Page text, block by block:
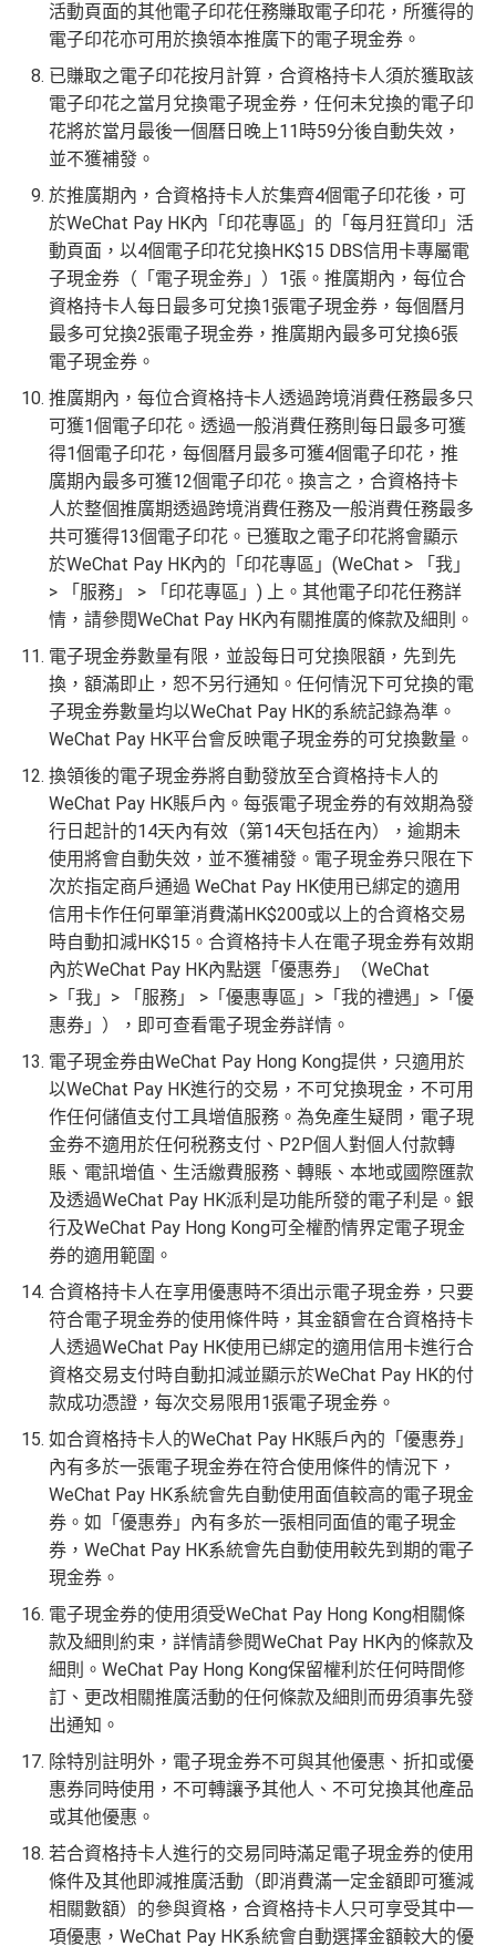
活動頁面的其他電子印花任務賺取電子印花，所獲得的
電子印花亦可用於換領本推廣下的電子現金券。
已賺取之電子印花按月計算，合資格持卡人須於獲取該
電子印花之當月兌換電子現金券，任何未兌換的電子印
花將於當月最後一個曆日晚上11時59分後自動失效，
並不獲補發。
於推廣期內，合資格持卡人於集齊4個電子印花後，可
於WeChat Pay HK內「印花專區」的「每月狂賞印」活
動頁面，以4個電子印花兌換HK$15 DBS信用卡專屬電
子現金券（「電子現金券」）1張。推廣期內，每位合
資格持卡人每日最多可兌換1張電子現金券，每個曆月
最多可兌換2張電子現金券，推廣期內最多可兌換6張
電子現金券。
推廣期內，每位合資格持卡人透過跨境消費任務最多只
可獲1個電子印花。透過一般消費任務則每日最多可獲
得1個電子印花，每個曆月最多可獲4個電子印花，推
廣期內最多可獲12個電子印花。換言之，合資格持卡
人於整個推廣期透過跨境消費任務及一般消費任務最多
共可獲得13個電子印花。已獲取之電子印花將會顯示
於WeChat Pay HK內的「印花專區」(WeChat > 「我」
> 「服務」 > 「印花專區」) 上。其他電子印花任務詳
情，請參閱WeChat Pay HK內有關推廣的條款及細則。
電子現金券數量有限，並設每日可兌換限額，先到先
換，額滿即止，恕不另行通知。任何情況下可兌換的電
子現金券數量均以WeChat Pay HK的系統記錄為準。
WeChat Pay HK平台會反映電子現金券的可兌換數量。
換領後的電子現金券將自動發放至合資格持卡人的
WeChat Pay HK賬戶內。每張電子現金券的有效期為發
行日起計的14天內有效（第14天包括在內），逾期未
使用將會自動失效，並不獲補發。電子現金券只限在下
次於指定商戶通過 WeChat Pay HK使用已綁定的適用
信用卡作任何單筆消費滿HK$200或以上的合資格交易
時自動扣減HK$15。合資格持卡人在電子現金券有效期
內於WeChat Pay HK內點選「優惠券」（WeChat
>「我」> 「服務」 >「優惠專區」>「我的禮遇」>「優
惠券」），即可查看電子現金券詳情。
電子現金券由WeChat Pay Hong Kong提供，只適用於
以WeChat Pay HK進行的交易，不可兌換現金，不可用
作任何儲值支付工具增值服務。為免產生疑問，電子現
金券不適用於任何税務支付、P2P個人對個人付款轉
賬、電訊增值、生活繳費服務、轉賬、本地或國際匯款
及透過WeChat Pay HK派利是功能所發的電子利是。銀
行及WeChat Pay Hong Kong可全權酌情界定電子現金
券的適用範圍。
合資格持卡人在享用優惠時不須出示電子現金券，只要
符合電子現金券的使用條件時，其金額會在合資格持卡
人透過WeChat Pay HK使用已綁定的適用信用卡進行合
資格交易支付時自動扣減並顯示於WeChat Pay HK的付
款成功憑證，每次交易限用1張電子現金券。
如合資格持卡人的WeChat Pay HK賬戶內的「優惠券」
內有多於一張電子現金券在符合使用條件的情況下，
WeChat Pay HK系統會先自動使用面值較高的電子現金
券。如「優惠券」內有多於一張相同面值的電子現金
券，WeChat Pay HK系統會先自動使用較先到期的電子
現金券。
電子現金券的使用須受WeChat Pay Hong Kong相關條
款及細則約束，詳情請參閱WeChat Pay HK內的條款及
細則。WeChat Pay Hong Kong保留權利於任何時間修
訂、更改相關推廣活動的任何條款及細則而毋須事先發
出通知。
除特別註明外，電子現金券不可與其他優惠、折扣或優
惠券同時使用，不可轉讓予其他人、不可兌換其他產品
或其他優惠。
若合資格持卡人進行的交易同時滿足電子現金券的使用
條件及其他即減推廣活動（即消費滿一定金額即可獲減
相關數額）的參與資格，合資格持卡人只可享受其中一
項優惠，WeChat Pay HK系統會自動選擇金額較大的優